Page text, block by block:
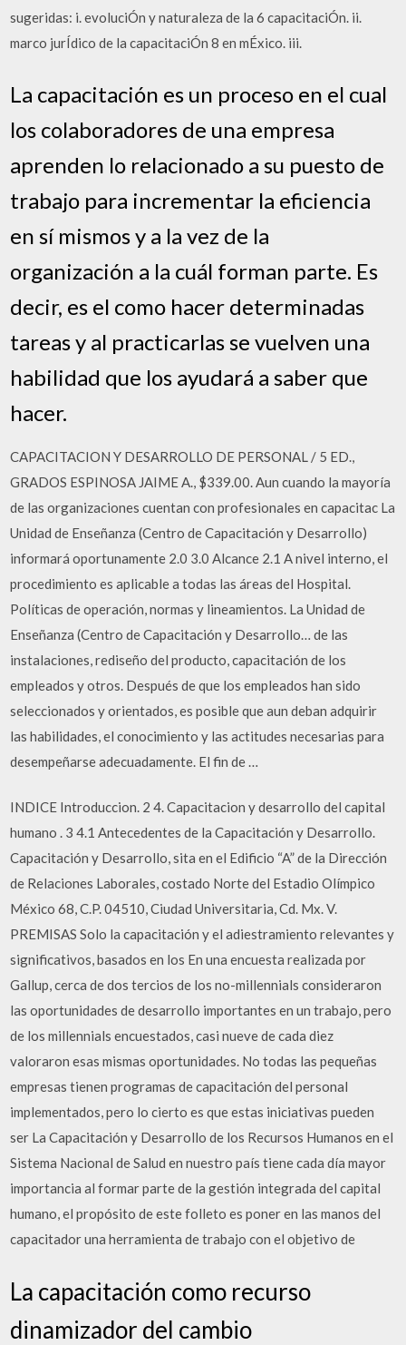
sugeridas: i. evoluciÓn y naturaleza de la 6 capacitaciÓn. ii.
marco jurÍdico de la capacitaciÓn 8 en mÉxico. iii.
La capacitación es un proceso en el cual
los colaboradores de una empresa
aprenden lo relacionado a su puesto de
trabajo para incrementar la eficiencia
en sí mismos y a la vez de la
organización a la cuál forman parte. Es
decir, es el como hacer determinadas
tareas y al practicarlas se vuelven una
habilidad que los ayudará a saber que
hacer.
CAPACITACION Y DESARROLLO DE PERSONAL / 5 ED.,
GRADOS ESPINOSA JAIME A., $339.00. Aun cuando la mayoría
de las organizaciones cuentan con profesionales en capacitac La
Unidad de Enseñanza (Centro de Capacitación y Desarrollo)
informará oportunamente 2.0 3.0 Alcance 2.1 A nivel interno, el
procedimiento es aplicable a todas las áreas del Hospital.
Políticas de operación, normas y lineamientos. La Unidad de
Enseñanza (Centro de Capacitación y Desarrollo… de las
instalaciones, rediseño del producto, capacitación de los
empleados y otros. Después de que los empleados han sido
seleccionados y orientados, es posible que aun deban adquirir
las habilidades, el conocimiento y las actitudes necesarias para
desempeñarse adecuadamente. El fin de …
INDICE Introduccion. 2 4. Capacitacion y desarrollo del capital
humano . 3 4.1 Antecedentes de la Capacitación y Desarrollo.
Capacitación y Desarrollo, sita en el Edificio “A” de la Dirección
de Relaciones Laborales, costado Norte del Estadio Olímpico
México 68, C.P. 04510, Ciudad Universitaria, Cd. Mx. V.
PREMISAS Solo la capacitación y el adiestramiento relevantes y
significativos, basados en los En una encuesta realizada por
Gallup, cerca de dos tercios de los no-millennials consideraron
las oportunidades de desarrollo importantes en un trabajo, pero
de los millennials encuestados, casi nueve de cada diez
valoraron esas mismas oportunidades. No todas las pequeñas
empresas tienen programas de capacitación del personal
implementados, pero lo cierto es que estas iniciativas pueden
ser La Capacitación y Desarrollo de los Recursos Humanos en el
Sistema Nacional de Salud en nuestro país tiene cada día mayor
importancia al formar parte de la gestión integrada del capital
humano, el propósito de este folleto es poner en las manos del
capacitador una herramienta de trabajo con el objetivo de
La capacitación como recurso
dinamizador del cambio